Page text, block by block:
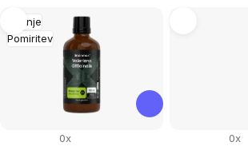
enoto:
Spanje
Pomiritev
0x 0x